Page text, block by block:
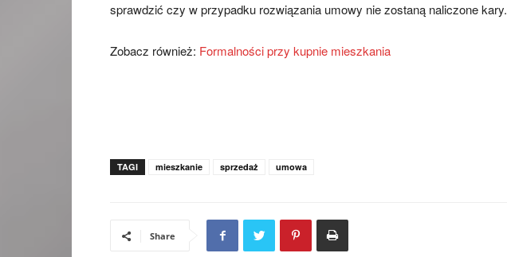
sprawdzić czy w przypadku rozwiązania umowy nie zostaną naliczone kary.
Zobacz również: Formalności przy kupnie mieszkania
TAGI mieszkanie sprzedaż umowa
Share